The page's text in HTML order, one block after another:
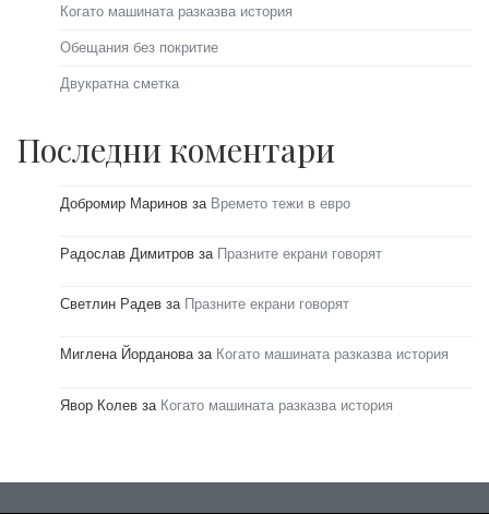
Когато машината разказва история
Обещания без покритие
Двукратна сметка
Последни коментари
Добромир Маринов за Времето тежи в евро
Радослав Димитров за Празните екрани говорят
Светлин Радев за Празните екрани говорят
Миглена Йордановаза Когато машината разказва история
Явор Колев за Когато машината разказва история